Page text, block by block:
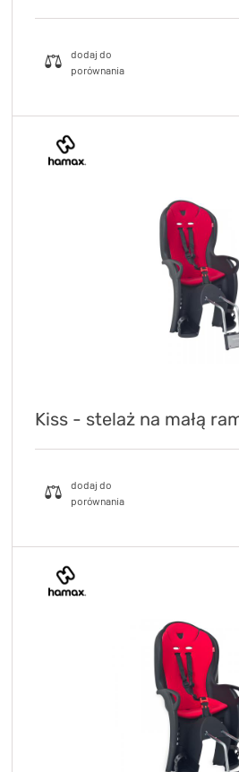
Kiss - stelaż na małą